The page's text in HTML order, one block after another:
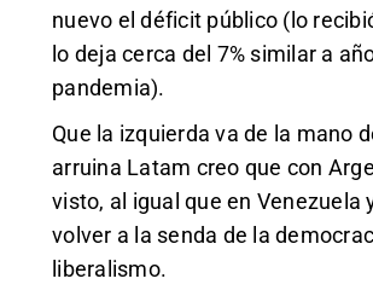
nuevo el déficit público (lo
lo deja cerca del 7% similar a
pandemia).
Que la izquierda va de la mano
arruina Latam creo que con
visto, al igual que en Venezuela
volver a la senda de la
liberalismo.